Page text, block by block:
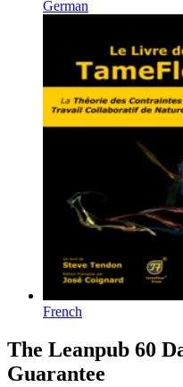
German
French
The Leanpub 60
Guarantee